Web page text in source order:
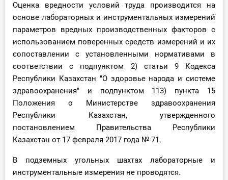
Оценка вредности условий труда производится на
основе лабораторных и инструментальных измерений
параметров вредных производственных факторов с
использованием поверенных средств измерений и их
сопоставлении с установленными нормативами в
соответствии с подпунктом 2) статьи 9 Кодекса
Республики Казахстан "О здоровье народа и системе
здравоохранения" и подпунктом 113) пункта 15
Положения о Министерстве здравоохранения
Республики Казахстан, утвержденного
постановлением Правительства Республики
Казахстан от 17 февраля 2017 года № 71.
В подземных угольных шахтах лабораторные и
инструментальные измерения не проводятся.